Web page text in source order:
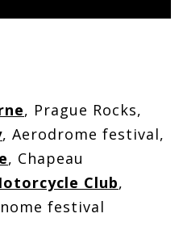
, Prague Rocks,
, Aerodrome festival,
, Chapeau
Club,
festival